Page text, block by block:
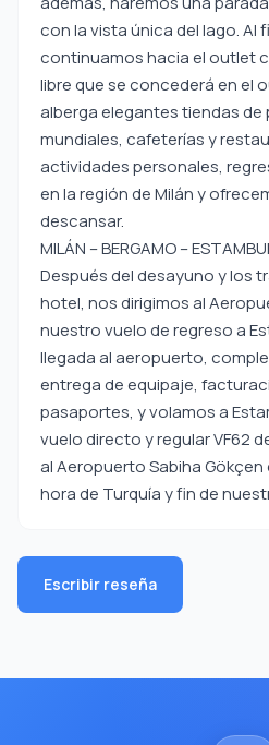
con la vista única del lago. Al
continuamos hacia el outlet
libre que se concederá en el
alberga elegantes tiendas
mundiales, cafeterías y
actividades personales,
en la región de Milán y
descansar.
MILÁN – BERGAMO –
Después del desayuno y los
hotel, nos dirigimos al
nuestro vuelo de regreso a
llegada al aeropuerto,
entrega de equipaje,
pasaportes, y volamos a
vuelo directo y regular VF62
al Aeropuerto Sabiha Gökçen
hora de Turquía y fin de
Escribir reseña